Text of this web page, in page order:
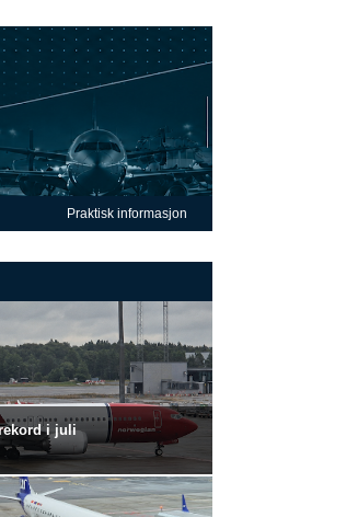
Praktisk informasjon
i juli